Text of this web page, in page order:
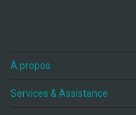
À propos
Services & Assistance